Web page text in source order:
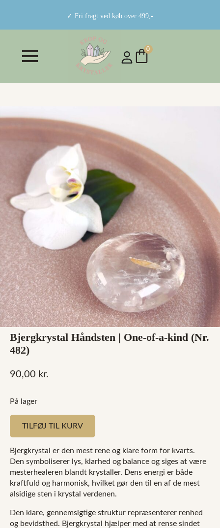
✓ Fri fragt ved køb over 499,-
0
Bjergkrystal Håndsten | One-of-a-kind (Nr.
482)
90,00 kr.
På lager
TILFØJ TIL KURV
Bjergkrystal er den mest rene og klare form for kvarts.
Den symboliserer lys, klarhed og balance og siges at være
mesterhealeren blandt krystaller. Dens energi er både
kraftfuld og harmonisk, hvilket gør den til en af de mest
alsidige sten i krystal verdenen.
Den klare, gennemsigtige struktur repræsenterer renhed
og bevidsthed. Bjergkrystal hjælper med at rense sindet